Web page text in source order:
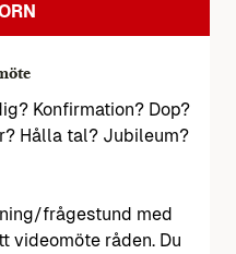
Konfirmation? Dop?
Hålla tal? Jubileum?
frågestund med
videomöte råden. Du